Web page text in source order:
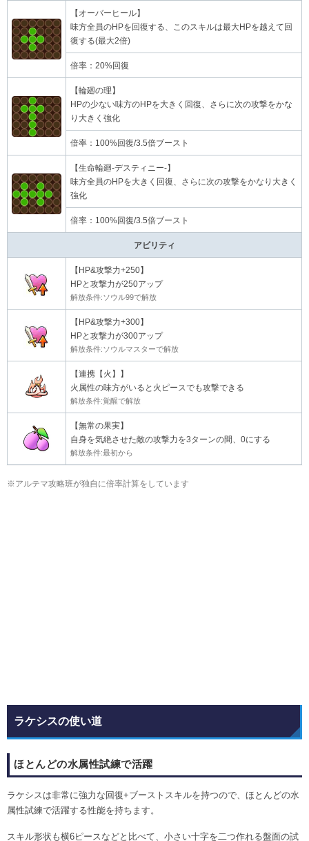
【オーバーヒール】
味方全員のHPを回復する、このスキルは最大HPを越えて回
復する(最大2倍)
倍率：20%回復
【輪廻の理】
HPの少ない味方のHPを大きく回復、さらに次の攻撃をかな
り大きく強化
倍率：100%回復/3.5倍ブースト
【生命輪廻-デスティニー-】
味方全員のHPを大きく回復、さらに次の攻撃をかなり大きく
強化
倍率：100%回復/3.5倍ブースト
アビリティ
【HP&攻撃力+250】
HPと攻撃力が250アップ
解放条件:ソウル99で解放
【HP&攻撃力+300】
HPと攻撃力が300アップ
解放条件:ソウルマスターで解放
【連携【火】】
火属性の味方がいると火ピースでも攻撃できる
解放条件:覚醒で解放
【無常の果実】
自身を気絶させた敵の攻撃力を3ターンの間、0にする
解放条件:最初から
※アルテマ攻略班が独自に倍率計算をしています
ラケシスの使い道
ほとんどの水属性試練で活躍
ラケシスは非常に強力な回復+ブーストスキルを持つので、ほとんどの水
属性試練で活躍する性能を持ちます。
スキル形状も横6ピースなどと比べて、小さい十字を二つ作れる盤面の試